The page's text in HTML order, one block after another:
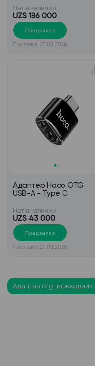
Нет в наличии
UZS 186 000
Предзаказ
Поставка: 27.08.2026
Адаптер Hoco OTG
USB-A - Type C
Нет в наличии
UZS 43 000
Предзаказ
Поставка: 27.08.2026
Адаптер otg переходник